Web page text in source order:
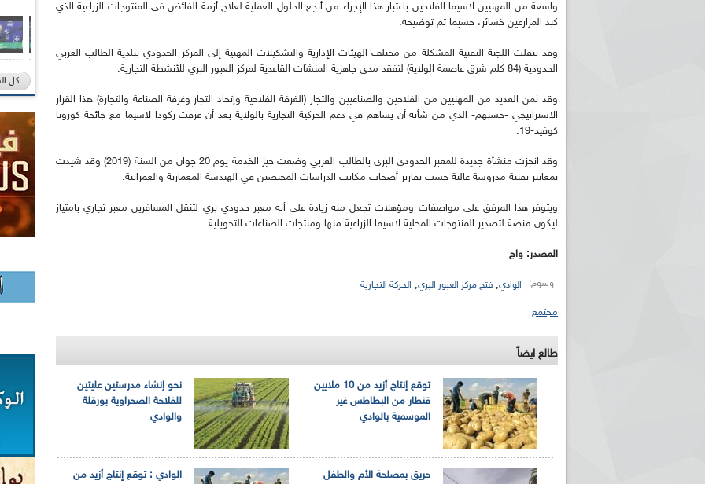
واسعة من المهنيين لاسيما الفلاحين باعتبار هذا الإجراء من أنجع الحلول العملية لعلاج أزمة الفائض في المنتوجات الزراعية الذي
كبد المزارعين خسائر، حسبما تم توضيحه.
وقد تنقلت اللجنة التقنية المشكلة من مختلف الهيئات الإدارية والتشكيلات المهنية إلى المركز الحدودي ببلدية الطالب العربي
الحدودية (84 كلم شرق عاصمة الولاية) لتفقد مدى جاهزية المنشآت القاعدية لمركز العبور البري للأنشطة التجارية.
وقد ثمن العديد من المهنيين من الفلاحين والصناعيين والتجار (الغرفة الفلاحية وإتحاد التجار وغرفة الصناعة والتجارة) هذا القرار
الاستراتيجي -حسبهم- الذي من شأنه أن يساهم في دعم الحركية التجارية بالولاية بعد أن عرفت ركودا لاسيما مع جائحة كورونا
كوفيد-19.
وقد انجزت منشأة جديدة للمعبر الحدودي البري بالطالب العربي وضعت حيز الخدمة يوم 20 جوان من السنة (2019) وقد شيدت
بمعايير تقنية مدروسة عالية حسب تقارير أصحاب مكاتب الدراسات المختصين في الهندسة المعمارية والعمرانية.
ويتوفر هذا المرفق على مواصفات ومؤهلات تجعل منه زيادة على أنه معبر حدودي بري لتنقل المسافرين معبر تجاري بامتياز
ليكون منصة لتصدير المنتوجات المحلية لاسيما الزراعية منها ومنتجات الصناعات التحويلية.
المصدر: واج
وسوم: الوادي, فتح مركز العبور البري, الحركة التجارية
مجتمع
طالع ايضاً
نحو إنشاء مدرستين عليتين
للفلاحة الصحراوية بورقلة
والوادي
توقع إنتاج أزيد من 10 ملايين
قنطار من البطاطس غير
الموسمية بالوادي
الوادي : توقع إنتاج أزيد من
حريق بمصلحة الأم والطفل
كل